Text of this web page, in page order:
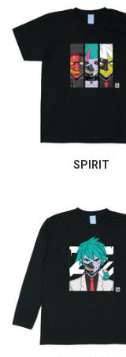
SPIRIT